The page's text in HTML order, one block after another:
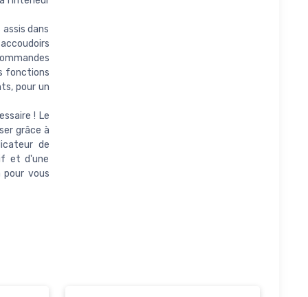
dans
fonctions
pour un
! Le
grâce à
de
et d'une
vous